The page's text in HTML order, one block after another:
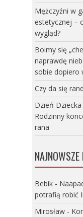
Mężczyźni w
estetycznej –
wygląd?
Boimy się
naprawdę
sobie dopiero
Czy da się
Dzień Dziecka
Rodzinny
rana
Bebik-
potrafią robić
Mirosław-